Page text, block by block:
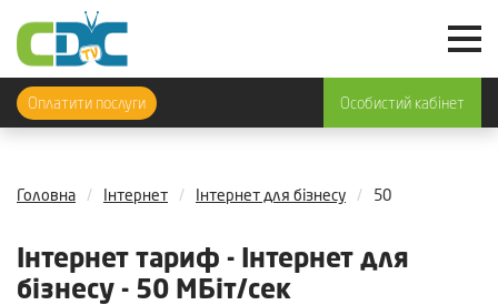
Оплатити послуги Особистий кабінет
Головна Інтернет Інтернет для бізнесу 50
Інтернет тариф - Інтернет для
бізнесу - 50 МБіт/сек